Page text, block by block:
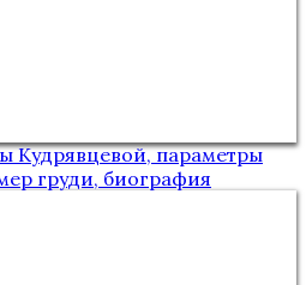
Кудрявцевой, параметры
груди, биография